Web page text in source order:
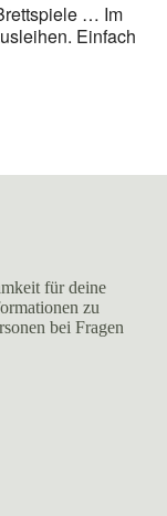
… Im
Einfach
für deine
zu
bei Fragen